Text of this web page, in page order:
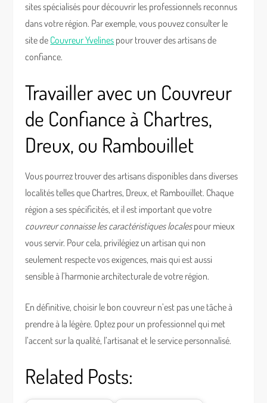
sites spécialisés pour découvrir les professionnels reconnus
dans votre région. Par exemple, vous pouvez consulter le
site de Couvreur Yvelines pour trouver des artisans de
confiance.
Travailler avec un Couvreur
de Confiance à Chartres,
Dreux, ou Rambouillet
Vous pourrez trouver des artisans disponibles dans diverses
localités telles que Chartres, Dreux, et Rambouillet. Chaque
région a ses spécificités, et il est important que votre
couvreur connaisse les caractéristiques localespour mieux
vous servir. Pour cela, privilégiez un artisan qui non
seulement respecte vos exigences, mais qui est aussi
sensible à l’harmonie architecturale de votre région.
En définitive, choisir le bon couvreur n’est pas une tâche à
prendre à la légère. Optez pour un professionnel qui met
l’accent sur la qualité, l’artisanat et le service personnalisé.
Related Posts: